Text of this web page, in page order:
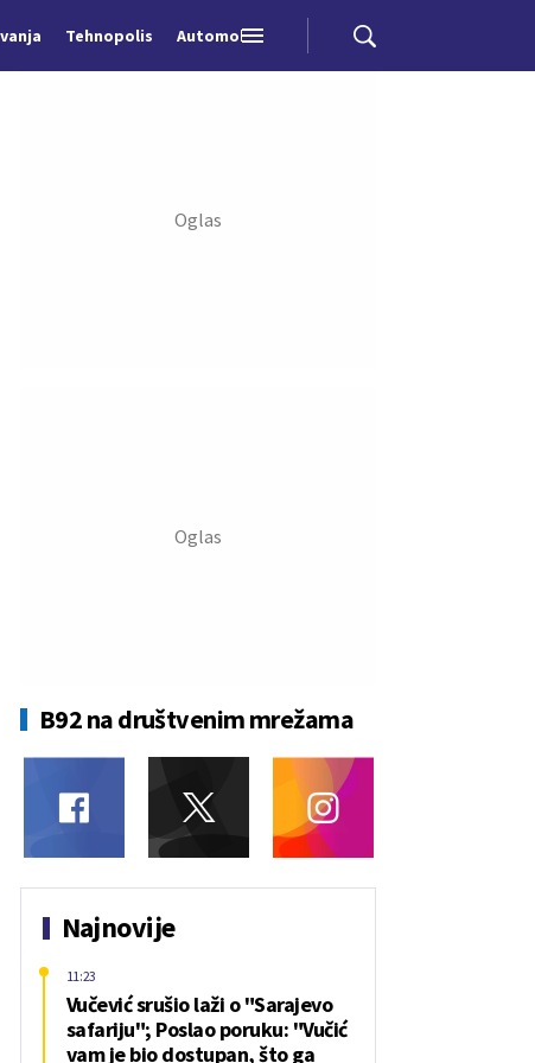
Tehnopolis Automobili
B92 na društvenim mrežama
Najnovije
Vučević srušio laži o "Sarajevo
safariju"; Poslao poruku: "Vučić
vam je bio dostupan, što ga
11:23